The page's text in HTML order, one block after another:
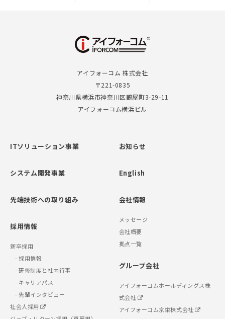
アイフォーコム 株式会社
〒221-0835
神奈川県横浜市神奈川区鶴屋町3-29-11
アイフォーコム横浜ビル
ITソリューション事業
システム開発事業
先端技術への取り組み
採用情報
新卒採用
- 採用情報
- 研修制度と社内行事
- キャリアパス
- 先輩インタビュー
社会人採用
お知らせ
English
会社情報
メッセージ
会社概要
拠点一覧
グループ会社
アイフォーコムホールディングス株
式会社
アイフォーコム京栄株式会社